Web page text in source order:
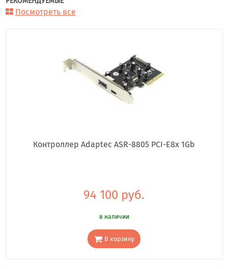
Посмотреть все
Контроллер Adaptec ASR-8805 PCI-E8x 1Gb
94 100 руб.
в наличии
В корзину